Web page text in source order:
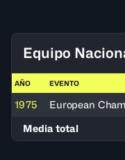
Equipo
AÑO EVENTO
1975 European
Media total